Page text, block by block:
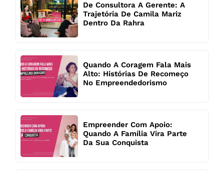
De Consultora A Gerente: A
Trajetória De Camila Mariz
Dentro Da Rahra
Quando A Coragem Fala Mais
Alto: Histórias De Recomeço
No Empreendedorismo
Empreender Com Apoio:
Quando A Família Vira Parte
Da Sua Conquista